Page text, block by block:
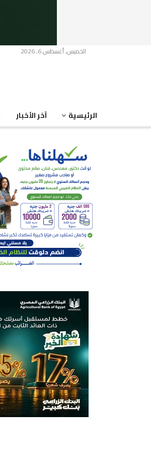
الخميس, أغسطس 6, 2026
الرئيسية آخر الأخبار